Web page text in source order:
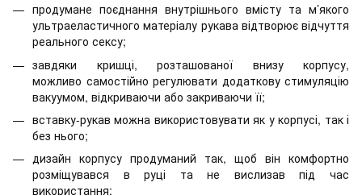
продумане поєднання внутрішнього вмісту та м’якого
ультраеластичного матеріалу рукава відтворює відчуття
реального сексу;
завдяки кришці, розташованої внизу корпусу,
можливо самостійно регулювати додаткову стимуляцію
вакуумом, відкриваючи або закриваючи її;
вставку-рукав можна використовувати як у корпусі, так і
без нього;
дизайн корпусу продуманий так, щоб він комфортно
розміщувався в руці та не вислизав під час
використання;